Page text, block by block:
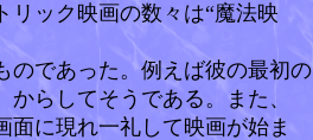
リック映画の数々は“魔法映
であった。例えば彼の最初の
らしてそうである。また、
面に現れ一礼して映画が始ま